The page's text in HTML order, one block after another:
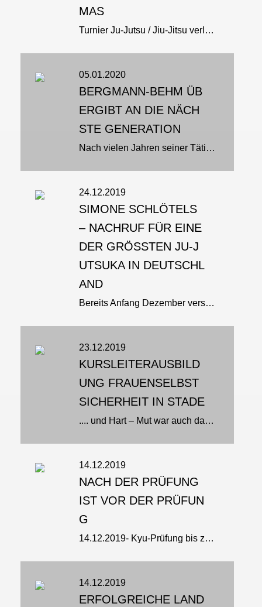
MAS
Turnier Ju-Jutsu / Jiu-Jitsu verlässt die Wettkampf-Bühne
05.01.2020
BERGMANN-BEHM ÜB
ERGIBT AN DIE NÄCH
STE GENERATION
Nach vielen Jahren seiner Tätigkeit für den HJJV übergibt Claus D. Bergmann-Behm sein Amt an seine Nachfolger. Claus-D. dazu: „Ich übergebe an den Nachwuchs und wünsche Sergej, Leonard und Sören ein glückliches Händchen. Für...
24.12.2019
SIMONE SCHLÖTELS
– NACHRUF FÜR EINE
DER GRÖSSTEN JU-JU
TSUKA IN DEUTSCHLA
ND
Bereits Anfang Dezember verstarb nach schwerer Krankheit Simone Schlötels. Nordrhein-Westfalen und Deutschland verlieren damit eine der größten Kampfsportlerinnen der letzten Jahrzehnte. Simone begann mit 13 Jahren mit dem...
23.12.2019
KURSLEITERAUSBILD
UNG FRAUENSELBST
SICHERHEIT IN STADE
.... und Hart – Mut war auch dabei!
14.12.2019
NACH DER PRÜFUNG
IST VOR DER PRÜFUN
G
14.12.2019- Kyu-Prüfung bis zum 3.Kyu in der SVP. Die Aufregung der Prüflinge war deutlich zu spüren und die Frage „Was erwartet mich jetzt?“ stand fast jedem ins Gesicht geschrieben. 2 Prüfer stellten sich zur Verfügung: Marion...
14.12.2019
ERFOLGREICHE LAND